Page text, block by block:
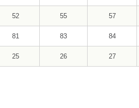
52 55 57
81 83 84
25 26 27